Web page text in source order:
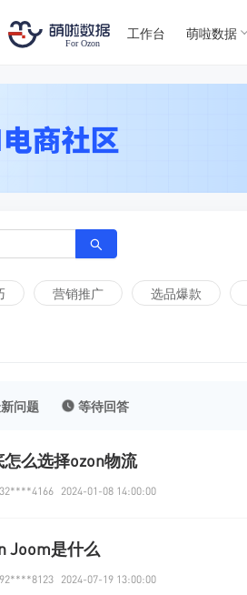
工作台 萌啦数据
营销推广 选品爆款
问题 等待回答
怎么选择ozon物流
2024-01-08 14:00:00
Joom是什么
2024-07-19 13:00:00